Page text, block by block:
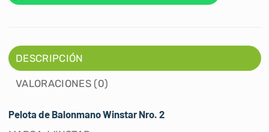
DESCRIPCIÓN
VALORACIONES (0)
Pelota de Balonmano Winstar Nro. 2